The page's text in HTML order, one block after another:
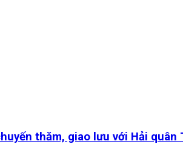
thăm, giao lưu với Hải quân